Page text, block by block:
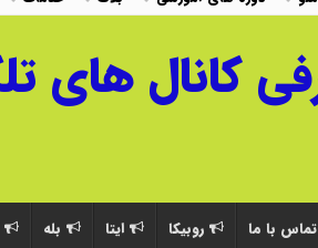
تماس با ما روبیکا ایتا بله